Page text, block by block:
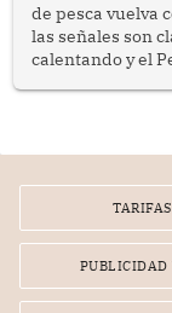
de pesca vuelva
las señales son
calentando y el
TARIFAS
PUBLICIDAD